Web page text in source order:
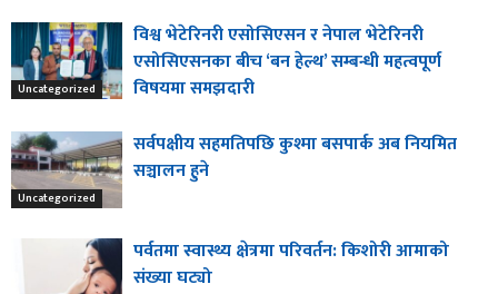
Uncategorized
विश्व भेटेरिनरी एसोसिएसन र नेपाल भेटेरिनरी
एसोसिएसनका बीच ‘बन हेल्थ’ सम्बन्धी महत्वपूर्ण
विषयमा समझदारी
Uncategorized
सर्वपक्षीय सहमतिपछि कुश्मा बसपार्क अब नियमित
सञ्चालन हुने
पर्वतमा स्वास्थ्य क्षेत्रमा परिवर्तन: किशोरी आमाको
संख्या घट्यो